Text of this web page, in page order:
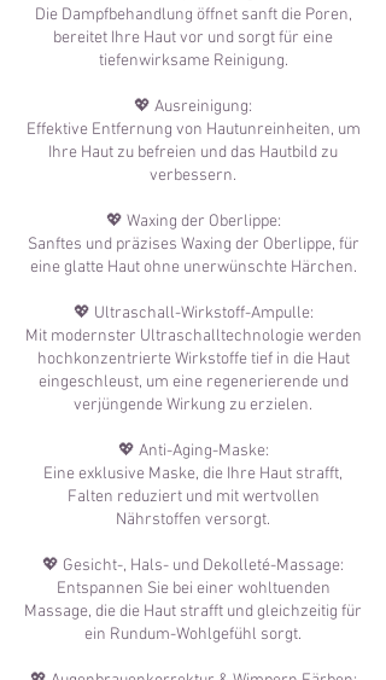
Die Dampfbehandlung öffnet sanft die Poren,
bereitet Ihre Haut vor und sorgt für eine
tiefenwirksame Reinigung.
💖 Ausreinigung:
Effektive Entfernung von Hautunreinheiten, um
Ihre Haut zu befreien und das Hautbild zu
verbessern.
💖 Waxing der Oberlippe:
Sanftes und präzises Waxing der Oberlippe, für
eine glatte Haut ohne unerwünschte Härchen.
💖 Ultraschall-Wirkstoff-Ampulle:
Mit modernster Ultraschalltechnologie werden
hochkonzentrierte Wirkstoffe tief in die Haut
eingeschleust, um eine regenerierende und
verjüngende Wirkung zu erzielen.
💖 Anti-Aging-Maske:
Eine exklusive Maske, die Ihre Haut strafft,
Falten reduziert und mit wertvollen
Nährstoffen versorgt.
💖 Gesicht-, Hals- und Dekolleté-Massage:
Entspannen Sie bei einer wohltuenden
Massage, die die Haut strafft und gleichzeitig für
ein Rundum-Wohlgefühl sorgt.